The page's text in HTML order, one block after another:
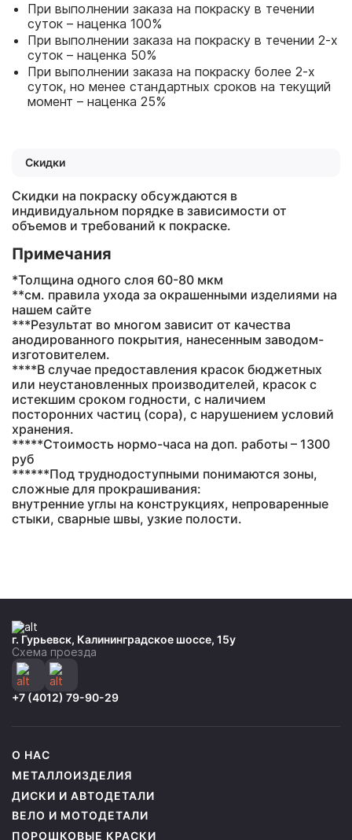
При выполнении заказа на покраску в течении
суток – наценка 100%
При выполнении заказа на покраску в течении 2-х
суток – наценка 50%
При выполнении заказа на покраску более 2-х
суток, но менее стандартных сроков на текущий
момент – наценка 25%
Скидки
Скидки на покраску обсуждаются в
индивидуальном порядке в зависимости от
объемов и требований к покраске.
Примечания
*Толщина одного слоя 60-80 мкм
**см. правила ухода за окрашенными изделиями на
нашем сайте
***Результат во многом зависит от качества
анодированного покрытия, нанесенным заводом-
изготовителем.
****В случае предоставления красок бюджетных
или неустановленных производителей, красок с
истекшим сроком годности, с наличием
посторонних частиц (сора), с нарушением условий
хранения.
*****Стоимость нормо-часа на доп. работы – 1300
руб
******Под труднодоступными понимаются зоны,
сложные для прокрашивания:
внутренние углы на конструкциях, непроваренные
стыки, сварные швы, узкие полости.
г. Гурьевск, Калининградское шоссе, 15у
Схема проезда
+7 (4012) 79-90-29
О НАС
МЕТАЛЛОИЗДЕЛИЯ
ДИСКИ И АВТОДЕТАЛИ
ВЕЛО И МОТОДЕТАЛИ
ПОРОШКОВЫЕ КРАСКИ